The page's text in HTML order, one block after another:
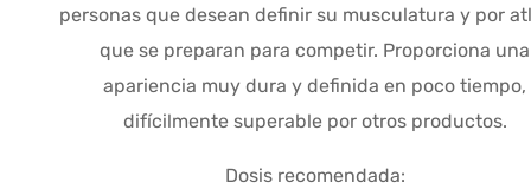
personas que desean definir su musculatura y por
que se preparan para competir. Proporciona una
apariencia muy dura y definida en poco tiempo,
difícilmente superable por otros productos.
Dosis recomendada: